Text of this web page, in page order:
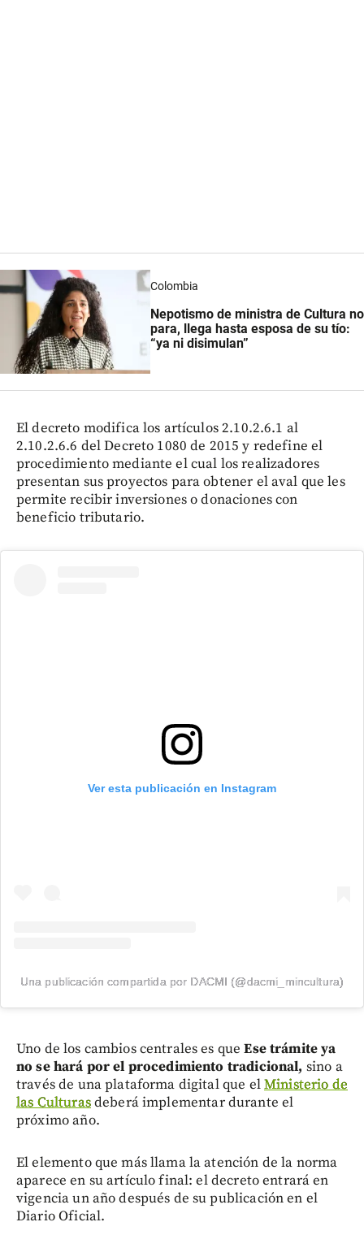
Colombia
Nepotismo de ministra de Cultura no
para, llega hasta esposa de su tío:
“ya ni disimulan”
El decreto modifica los artículos 2.10.2.6.1 al
2.10.2.6.6 del Decreto 1080 de 2015 y redefine el
procedimiento mediante el cual los realizadores
presentan sus proyectos para obtener el aval que les
permite recibir inversiones o donaciones con
beneficio tributario.
Ver esta publicación en Instagram
Una publicación compartida por DACMI (@dacmi_mincultura)
Uno de los cambios centrales es que Ese trámite ya
no se hará por el procedimiento tradicional, sino a
través de una plataforma digital que elMinisterio de
las Culturasdeberá implementar durante el
próximo año.
El elemento que más llama la atención de la norma
aparece en su artículo final: el decreto entrará en
vigencia un año después de su publicación en el
Diario Oficial.